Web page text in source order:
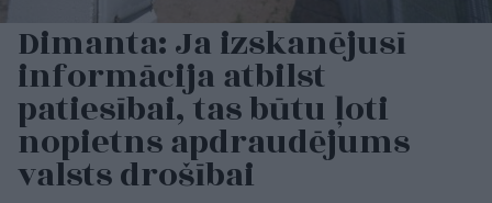
Dimanta: Ja izskanējusī
informācija atbilst
patiesībai, tas būtu ļoti
nopietns apdraudējums
valsts drošībai